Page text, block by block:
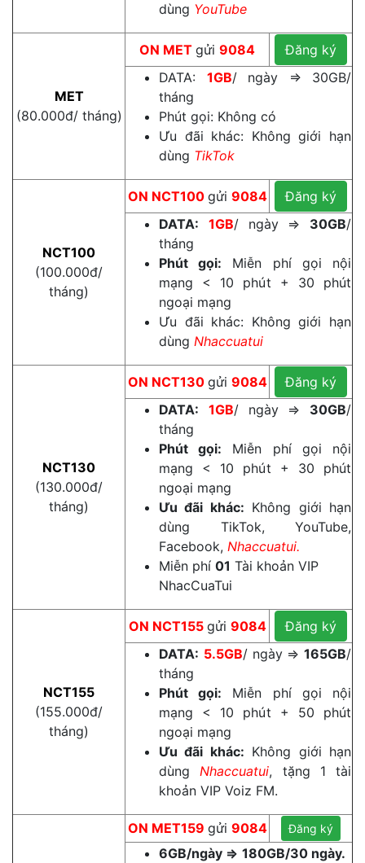
dùng YouTube
MET
(80.000đ/ tháng)
ON MET gửi 9084
Đăng ký
DATA: 1GB/ ngày ⇒ 30GB/
tháng
Phút gọi: Không có
Ưu đãi khác: Không giới hạn
dùng TikTok
NCT100
(100.000đ/
tháng)
ON NCT100 gửi 9084
Đăng ký
DATA:
1GB/ ngày ⇒ 30GB/
tháng
Phút gọi: Miễn phí gọi nội
mạng < 10 phút + 30 phút
ngoại mạng
Ưu đãi khác: Không giới hạn
dùng Nhaccuatui
NCT130
(130.000đ/
tháng)
ON NCT130 gửi 9084
Đăng ký
DATA:
1GB/ ngày ⇒ 30GB/
tháng
Phút gọi: Miễn phí gọi nội
mạng < 10 phút + 30 phút
ngoại mạng
Ưu đãi khác: Không giới hạn
dùng TikTok, YouTube,
Facebook, Nhaccuatui.
Miễn phí 01 Tài khoản VIP
NhacCuaTui
NCT155
(155.000đ/
tháng)
ON NCT155 gửi 9084
Đăng ký
DATA: 5.5GB/ ngày ⇒ 165GB/
tháng
Phút gọi: Miễn phí gọi nội
mạng < 10 phút + 50 phút
ngoại mạng
Ưu đãi khác: Không giới hạn
dùngNhaccuatui, tặng 1 tài
khoản VIP Voiz FM.
ON MET159 gửi 9084 Đăng ký
6GB/ngày => 180GB/30 ngày.